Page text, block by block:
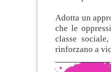
Adotta un
che le
classe
rinforzano a